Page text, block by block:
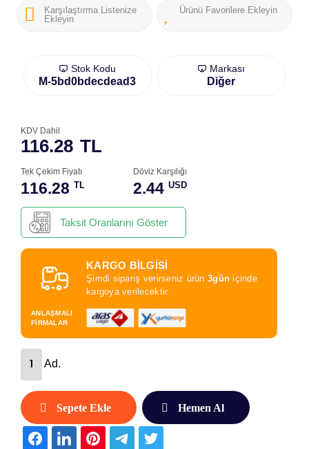
Karşılaştırma Listenize
Ekleyin
Ürünü Favorilere Ekleyin
Stok Kodu
M-5bd0bdecdead3
Markası
Diğer
116.28 TL
KDV Dahil
Tek Çekim Fiyatı
116.28 TL
Döviz Karşılığı
2.44 USD
Taksit Oranlarını Göster
KARGO BİLGİSİ
Şimdi sipariş verirseniz ürün 3gün içinde
kargoya verilecektir.
ANLAŞMALI
FİRMALAR
Ad.
Sepete Ekle Hemen Al